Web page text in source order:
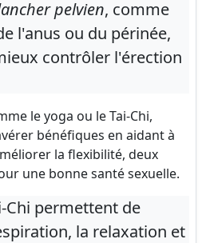
pelvien, comme
l'anus ou du périnée,
contrôler l'érection
le yoga ou le Tai-Chi,
bénéfiques en aidant à
la flexibilité, deux
une bonne santé sexuelle.
Chi permettent de
la relaxation et